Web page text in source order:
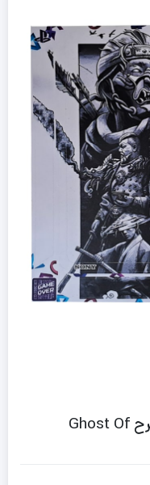
برچسب کنسول PS4 (GO) طرح Ghost Of